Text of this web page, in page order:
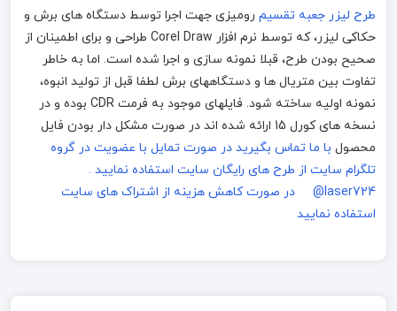
طرح لیزر جعبه تقسیم رومیزی جهت اجرا توسط دستگاه های برش و
حکاکی لیزر، که توسط نرم افزار Corel Draw طراحی و برای اطمینان از
صحیح بودن طرح، قبلا نمونه سازی و اجرا شده است. اما به خاطر
تفاوت بین متریال ها و دستگاههای برش لطفا قبل از تولید انبوه،
نمونه اولیه ساخته شود. فایلهای موجود به فرمت CDR بوده و در
نسخه های کورل 15 ارائه شده اند در صورت مشکل دار بودن فایل
محصول با ما تماس بگیرید در صورت تمایل با عضویت در گروه
تلگرام سایت از طرح های رایگان سایت استفاده نمایید .
laser724@
در صورت کاهش هزینه از اشتراک های سایت
استفاده نمایید